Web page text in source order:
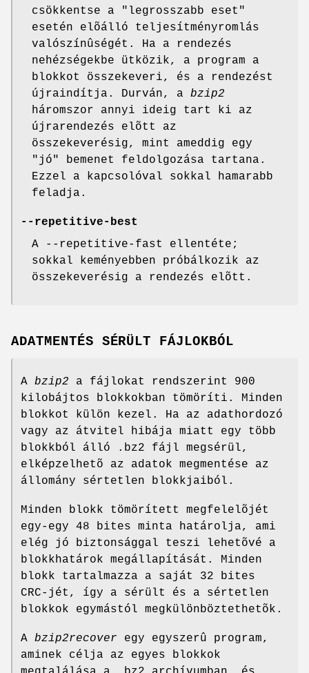
csökkentse a "legrosszabb eset"
esetén elõálló teljesítményromlás
valószínûségét. Ha a rendezés
nehézségekbe ütközik, a program a
blokkot összekeveri, és a rendezést
újraindítja. Durván, a bzip2
háromszor annyi ideig tart ki az
újrarendezés elõtt az
összekeverésig, mint ameddig egy
"jó" bemenet feldolgozása tartana.
Ezzel a kapcsolóval sokkal hamarabb
feladja.
--repetitive-best
A --repetitive-fast ellentéte;
sokkal keményebben próbálkozik az
összekeverésig a rendezés elõtt.
ADATMENTÉS SÉRÜLT FÁJLOKBÓL
A bzip2 a fájlokat rendszerint 900
kilobájtos blokkokban tömöríti. Minden
blokkot külön kezel. Ha az adathordozó
vagy az átvitel hibája miatt egy több
blokkból álló .bz2 fájl megsérül,
elképzelhetõ az adatok megmentése az
állomány sértetlen blokkjaiból.
Minden blokk tömörített megfelelõjét
egy-egy 48 bites minta határolja, ami
elég jó biztonsággal teszi lehetõvé a
blokkhatárok megállapítását. Minden
blokk tartalmazza a saját 32 bites
CRC-jét, így a sérült és a sértetlen
blokkok egymástól megkülönböztethetõk.
A bzip2recover egy egyszerû program,
aminek célja az egyes blokkok